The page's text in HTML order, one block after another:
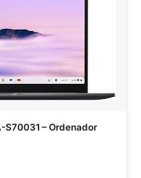
S70031 – Ordenador